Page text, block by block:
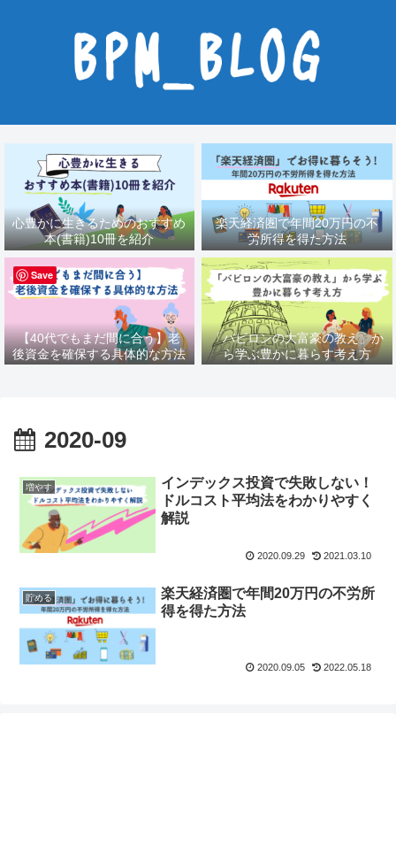
心豊かに生きるためのおすすめ
本(書籍)10冊を紹介
楽天経済圏で年間20万円の不
労所得を得た方法
【40代でもまだ間に合う】老
後資金を確保する具体的な方法
「バビロンの大富豪の教え」か
ら学ぶ豊かに暮らす考え方
2020-09
増やす
インデックス投資で失敗しない！
ドルコスト平均法をわかりやすく
解説
2020.09.29 2021.03.10
貯める
楽天経済圏で年間20万円の不労所
得を得た方法
2020.09.05 2022.05.18
Save